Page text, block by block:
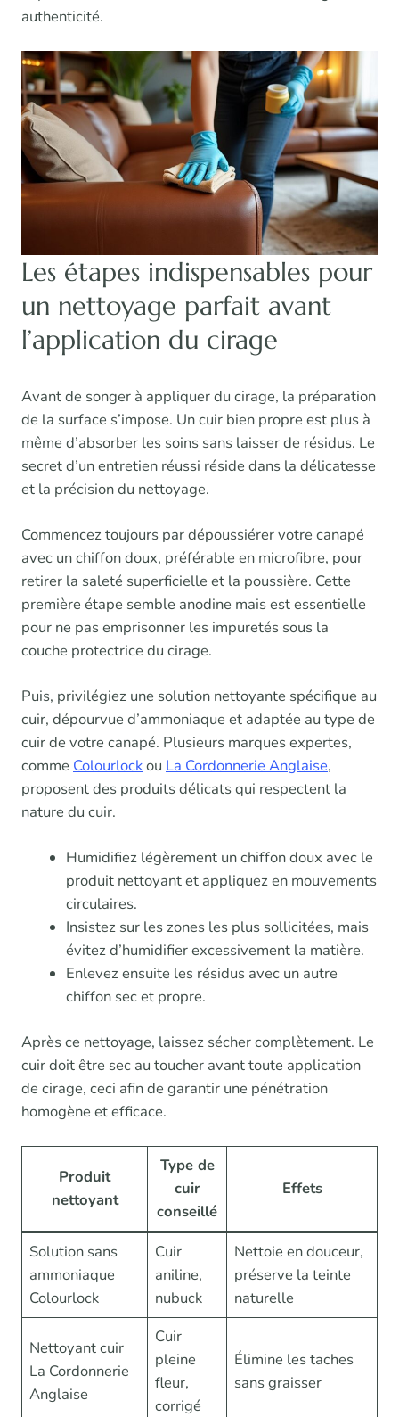
authenticité.
Les étapes indispensables pour
un nettoyage parfait avant
l’application du cirage
Avant de songer à appliquer du cirage, la préparation
de la surface s’impose. Un cuir bien propre est plus à
même d’absorber les soins sans laisser de résidus. Le
secret d’un entretien réussi réside dans la délicatesse
et la précision du nettoyage.
Commencez toujours par dépoussiérer votre canapé
avec un chiffon doux, préférable en microfibre, pour
retirer la saleté superficielle et la poussière. Cette
première étape semble anodine mais est essentielle
pour ne pas emprisonner les impuretés sous la
couche protectrice du cirage.
Puis, privilégiez une solution nettoyante spécifique au
cuir, dépourvue d’ammoniaque et adaptée au type de
cuir de votre canapé. Plusieurs marques expertes,
comme Colourlockou La Cordonnerie Anglaise,
proposent des produits délicats qui respectent la
nature du cuir.
Humidifiez légèrement un chiffon doux avec le
produit nettoyant et appliquez en mouvements
circulaires.
Insistez sur les zones les plus sollicitées, mais
évitez d’humidifier excessivement la matière.
Enlevez ensuite les résidus avec un autre
chiffon sec et propre.
Après ce nettoyage, laissez sécher complètement. Le
cuir doit être sec au toucher avant toute application
de cirage, ceci afin de garantir une pénétration
homogène et efficace.
Produit
nettoyant
Type de
cuir
conseillé
Effets
Solution sans
ammoniaque
Colourlock
Cuir
aniline,
nubuck
Nettoie en douceur,
préserve la teinte
naturelle
Nettoyant cuir
La Cordonnerie
Anglaise
Cuir
pleine
fleur,
corrigé
Élimine les taches
sans graisser